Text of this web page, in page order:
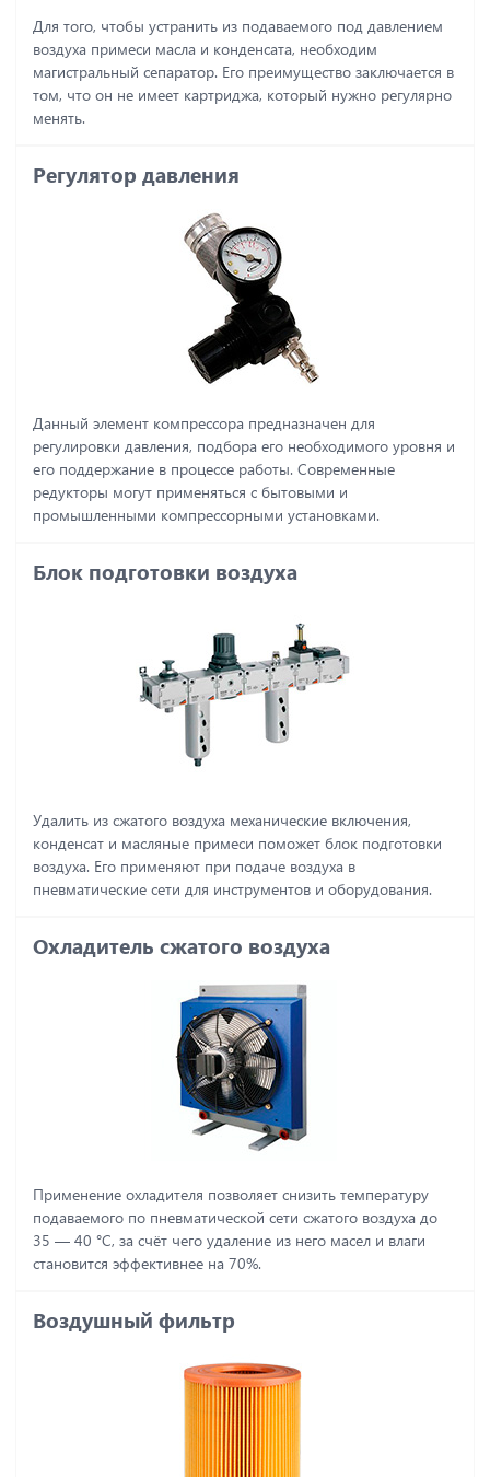
Для того, чтобы устранить из подаваемого под давлением
воздуха примеси масла и конденсата, необходим
магистральный сепаратор. Его преимущество заключается в
том, что он не имеет картриджа, который нужно регулярно
менять.
Регулятор давления
Данный элемент компрессора предназначен для
регулировки давления, подбора его необходимого уровня и
его поддержание в процессе работы. Современные
редукторы могут применяться с бытовыми и
промышленными компрессорными установками.
Блок подготовки воздуха
Удалить из сжатого воздуха механические включения,
конденсат и масляные примеси поможет блок подготовки
воздуха. Его применяют при подаче воздуха в
пневматические сети для инструментов и оборудования.
Охладитель сжатого воздуха
Применение охладителя позволяет снизить температуру
подаваемого по пневматической сети сжатого воздуха до
35 ― 40 °C, за счёт чего удаление из него масел и влаги
становится эффективнее на 70%.
Воздушный фильтр